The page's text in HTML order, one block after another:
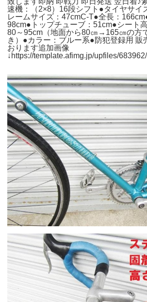
速機：（2×8）16段シフト●タイヤサイ
レームサイズ：47cmC-T●全長：
98cm●トップチューブ：51cm●シート
80～95cm（地面から80㎝→165㎝の方
き）●カラー：ブルー系●防犯登録用 販
おります追加画像
↓https://template.afimg.jp/upfiles/